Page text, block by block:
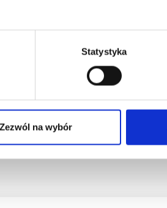
Statystyka
Zezwól na wybór